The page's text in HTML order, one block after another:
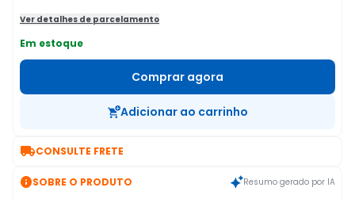
Ver detalhes de parcelamento
Em estoque
Comprar agora
Adicionar ao carrinho
CONSULTE FRETE
SOBRE O PRODUTO Resumo gerado por IA